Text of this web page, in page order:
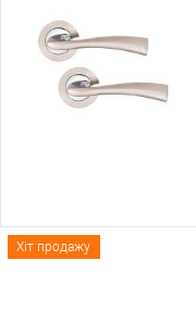
Хіт продажу